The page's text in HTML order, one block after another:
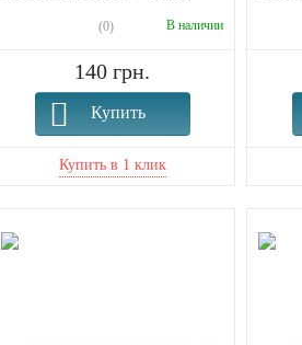
(0) В наличии
140 грн.
Купить